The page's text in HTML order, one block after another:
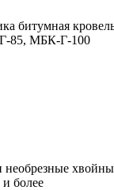
битумная
85, МБК-Г-100
необрезные
более